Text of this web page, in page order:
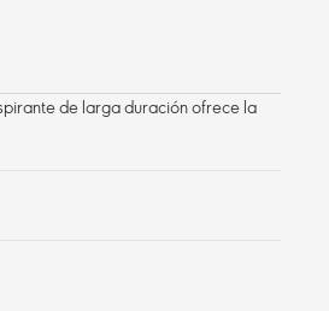
de larga duración ofrece la